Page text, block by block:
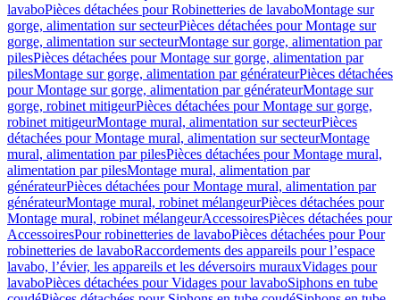
lavaboPièces détachées pour Robinetteries de lavaboMontage sur
gorge, alimentation sur secteurPièces détachées pour Montage sur
gorge, alimentation sur secteurMontage sur gorge, alimentation par
pilesPièces détachées pour Montage sur gorge, alimentation par
pilesMontage sur gorge, alimentation par générateurPièces détachées
pour Montage sur gorge, alimentation par générateurMontage sur
gorge, robinet mitigeurPièces détachées pour Montage sur gorge,
robinet mitigeurMontage mural, alimentation sur secteurPièces
détachées pour Montage mural, alimentation sur secteurMontage
mural, alimentation par pilesPièces détachées pour Montage mural,
alimentation par pilesMontage mural, alimentation par
générateurPièces détachées pour Montage mural, alimentation par
générateurMontage mural, robinet mélangeurPièces détachées pour
Montage mural, robinet mélangeurAccessoiresPièces détachées pour
AccessoiresPour robinetteries de lavaboPièces détachées pour Pour
robinetteries de lavaboRaccordements des appareils pour l’espace
lavabo, l’évier, les appareils et les déversoirs murauxVidages pour
lavaboPièces détachées pour Vidages pour lavaboSiphons en tube